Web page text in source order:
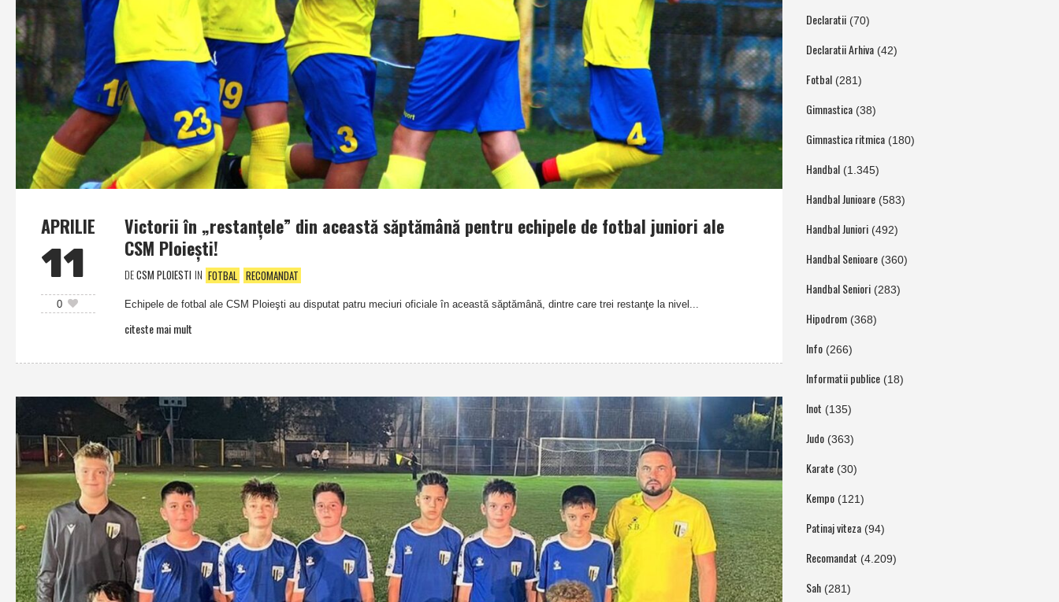
APRILIE
11
0
Victorii în „restanţele” din această săptămână pentru echipele de fotbal juniori ale
CSM Ploieşti!
DECSM PLOIESTI IN FOTBAL RECOMANDAT
Echipele de fotbal ale CSM Ploieşti au disputat patru meciuri oficiale în această săptămână, dintre care trei restanţe la nivel...
citeste mai mult
Declaratii(70)
Declaratii Arhiva(42)
Fotbal (281)
Gimnastica(38)
Gimnastica ritmica(180)
Handbal (1.345)
Handbal Junioare(583)
Handbal Juniori(492)
Handbal Senioare(360)
Handbal Seniori(283)
Hipodrom(368)
Info(266)
Informatii publice(18)
Inot (135)
Judo(363)
Karate(30)
Kempo(121)
Patinaj viteza(94)
Recomandat (4.209)
Sah(281)